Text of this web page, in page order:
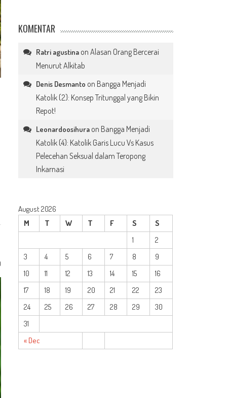
KOMENTAR
Ratri agustina onAlasan Orang Bercerai
Menurut Alkitab
Denis Desmanto on Bangga Menjadi
Katolik (2): Konsep Tritunggal yang Bikin
Repot!
Leonardoosihura on Bangga Menjadi
Katolik (4): Katolik Garis Lucu Vs Kasus
Pelecehan Seksual dalam Teropong
Inkarnasi
August 2026
M
T W T F S S
« Dec
1
2
3
4 5 6 7 8
9
10
11 12 13 14 15
16
17
18 19 20 21 22
23
24
25 26 27 28 29
30
31